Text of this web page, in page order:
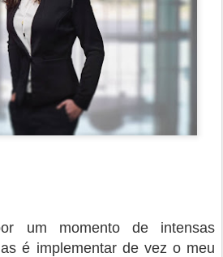
um momento de intensas
é implementar de vez o meu